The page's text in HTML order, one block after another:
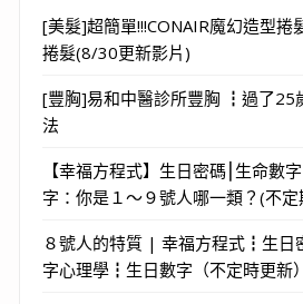
[美髮]超簡單!!!CONAIR魔幻造型捲
捲髮(8/30更新影片)
[豐胸]易和中醫診所豐胸 ┇過了25
法
【幸福方程式】生日密碼⎮生命數
字：你是１～９號人哪一類？(不定
８號人的特質 | 幸福方程式┇生
字心理學┇生日數字（不定時更新）